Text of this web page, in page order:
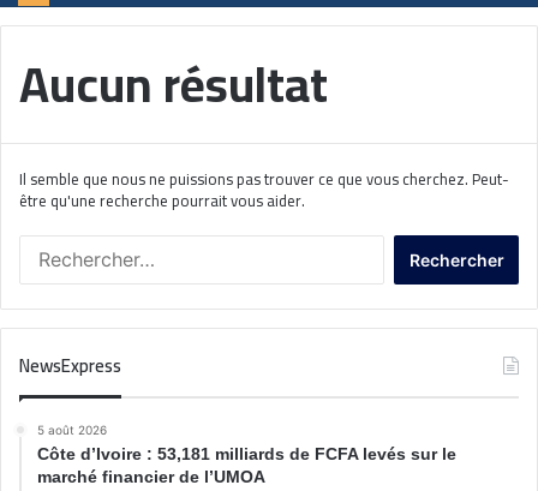
Aucun résultat
Il semble que nous ne puissions pas trouver ce que vous cherchez. Peut-
être qu'une recherche pourrait vous aider.
NewsExpress
5 août 2026
Côte d’Ivoire : 53,181 milliards de FCFA levés sur le
marché financier de l’UMOA